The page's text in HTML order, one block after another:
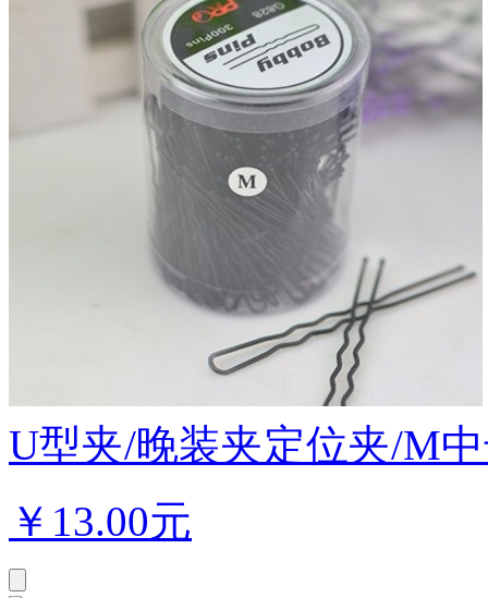
U型夹/晚装夹定位夹/M
￥ 13.00元